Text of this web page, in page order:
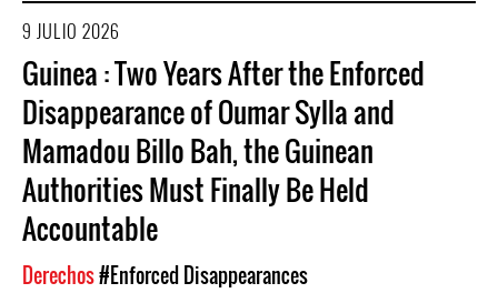
9 JULIO 2026
Guinea : Two Years After the Enforced
Disappearance of Oumar Sylla and
Mamadou Billo Bah, the Guinean
Authorities Must Finally Be Held
Accountable
Derechos#Enforced Disappearances